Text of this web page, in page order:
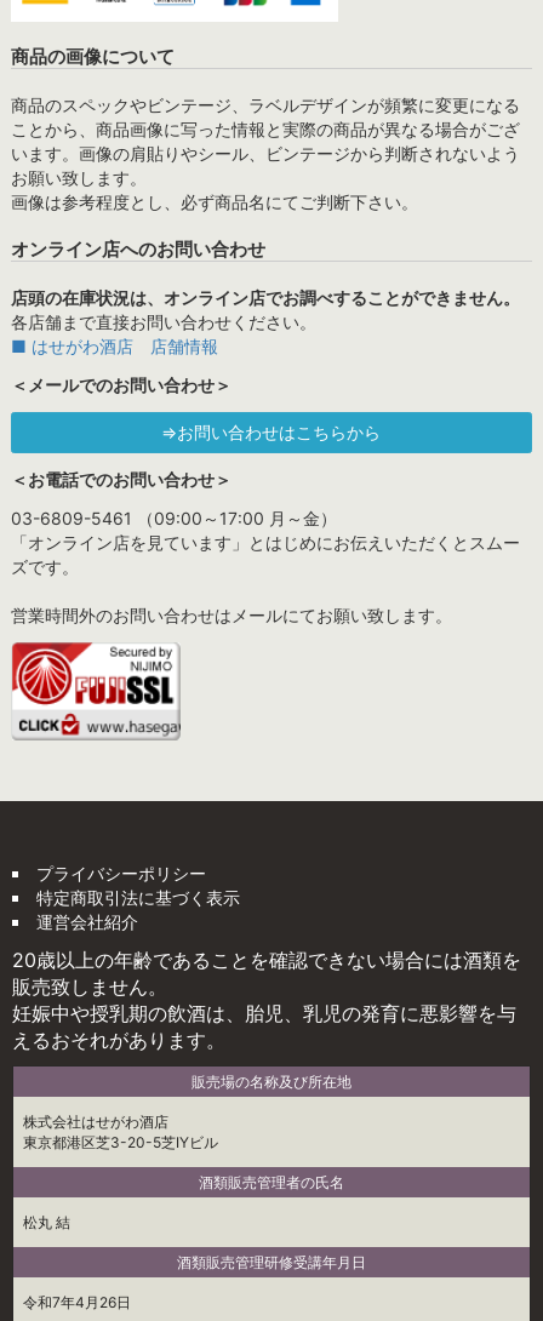
商品の画像について
商品のスペックやビンテージ、ラベルデザインが頻繁に変更になる
ことから、商品画像に写った情報と実際の商品が異なる場合がござ
います。画像の肩貼りやシール、ビンテージから判断されないよう
お願い致します。
画像は参考程度とし、必ず商品名にてご判断下さい。
オンライン店へのお問い合わせ
店頭の在庫状況は、オンライン店でお調べすることができません。
各店舗まで直接お問い合わせください。
■ はせがわ酒店 店舗情報
＜メールでのお問い合わせ＞
⇒お問い合わせはこちらから
＜お電話でのお問い合わせ＞
03-6809-5461 （09:00～17:00 月～金）
「オンライン店を見ています」とはじめにお伝えいただくとスムー
ズです。
営業時間外のお問い合わせはメールにてお願い致します。
プライバシーポリシー
特定商取引法に基づく表示
運営会社紹介
20歳以上の年齢であることを確認できない場合には酒類を
販売致しません。
妊娠中や授乳期の飲酒は、胎児、乳児の発育に悪影響を与
えるおそれがあります。
販売場の名称及び所在地
株式会社はせがわ酒店
東京都港区芝3-20-5芝IYビル
酒類販売管理者の氏名
松丸 結
酒類販売管理研修受講年月日
令和7年4月26日